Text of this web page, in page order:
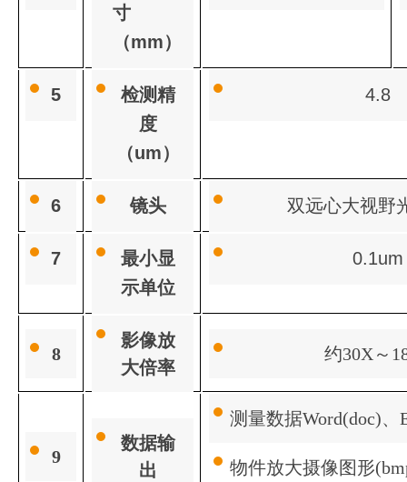
寸
（mm）
5
检测精
度
（um）
4.8
6 镜头 双远心大视野
7
最小显
示单位
0.1um
8
影像放
大倍率
约30X～
9
数据输
出
测量数据Word(doc)、
物件放大摄像图形